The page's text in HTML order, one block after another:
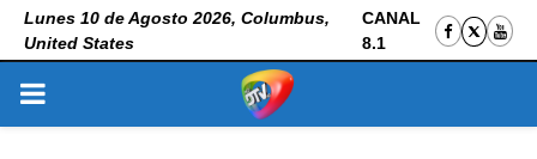
Lunes 10 de Agosto 2026, Columbus,
United States
CANAL
8.1
PRIMARY